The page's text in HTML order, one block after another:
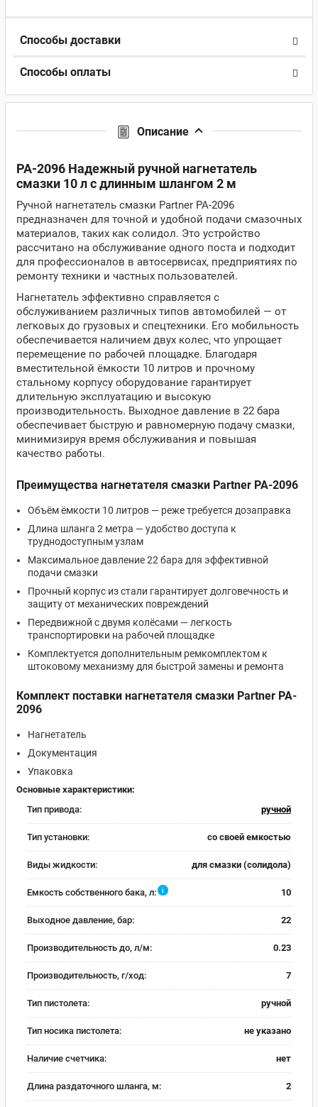
Способы доставки
Способы оплаты
Описание
PA-2096 Надежный ручной нагнетатель
смазки 10 л с длинным шлангом 2 м
Ручной нагнетатель смазки Partner PA-2096
предназначен для точной и удобной подачи смазочных
материалов, таких как солидол. Это устройство
рассчитано на обслуживание одного поста и подходит
для профессионалов в автосервисах, предприятиях по
ремонту техники и частных пользователей.
Нагнетатель эффективно справляется с
обслуживанием различных типов автомобилей — от
легковых до грузовых и спецтехники. Его мобильность
обеспечивается наличием двух колес, что упрощает
перемещение по рабочей площадке. Благодаря
вместительной ёмкости 10 литров и прочному
стальному корпусу оборудование гарантирует
длительную эксплуатацию и высокую
производительность. Выходное давление в 22 бара
обеспечивает быструю и равномерную подачу смазки,
минимизируя время обслуживания и повышая
качество работы.
Преимущества нагнетателя смазки Partner PA-2096
Объём ёмкости 10 литров — реже требуется дозаправка
Длина шланга 2 метра — удобство доступа к
труднодоступным узлам
Максимальное давление 22 бара для эффективной
подачи смазки
Прочный корпус из стали гарантирует долговечность и
защиту от механических повреждений
Передвижной с двумя колёсами — легкость
транспортировки на рабочей площадке
Комплектуется дополнительным ремкомплектом к
штоковому механизму для быстрой замены и ремонта
Комплект поставки нагнетателя смазки Partner PA-
2096
Нагнетатель
Документация
Упаковка
Основные характеристики:
Тип привода:
ручной
Тип установки: со своей емкостью
Виды жидкости: для смазки (солидола)
Емкость собственного бака, л: i 10
Выходное давление, бар: 22
Производительность до, л/м: 0.23
Производительность, г/ход: 7
Тип пистолета: ручной
Тип носика пистолета: не указано
Наличие счетчика: нет
Длина раздаточного шланга, м: 2